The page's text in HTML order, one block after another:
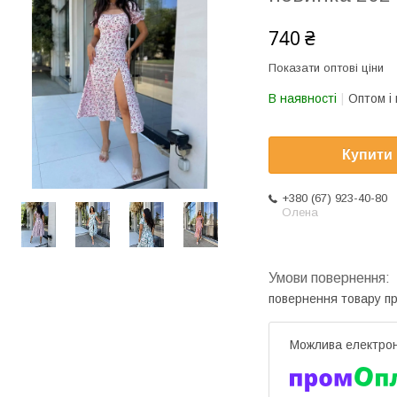
740 ₴
Показати оптові ціни
В наявності Оптом і
Купити
+380 (67) 923-40-80
Олена
повернення товару